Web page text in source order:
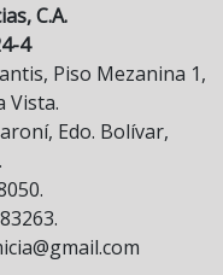
C.A.
4
Piso Mezanina 1,
Vista.
Edo. Bolívar,